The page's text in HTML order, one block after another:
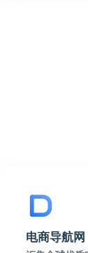
电商导航网